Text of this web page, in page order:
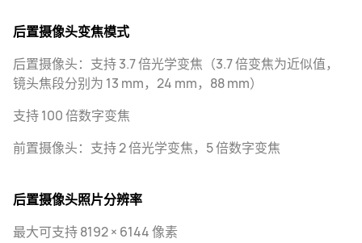
后置摄像头变焦模式
后置摄像头：支持 3.7 倍光学变焦（3.7 倍变焦为近似值，
镜头焦段分别为 13 mm，24 mm，88 mm）
支持 100 倍数字变焦
前置摄像头：支持 2 倍光学变焦，5 倍数字变焦
后置摄像头照片分辨率
最大可支持 8192 × 6144 像素